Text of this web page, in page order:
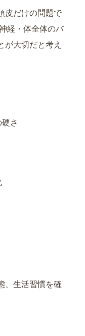
皮だけの問題で
経・体全体のバ
が大切だと考え
さ
、生活習慣を確